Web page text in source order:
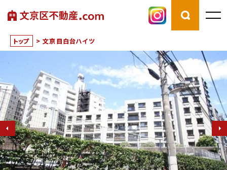
トップ > 文京目白台ハイツ